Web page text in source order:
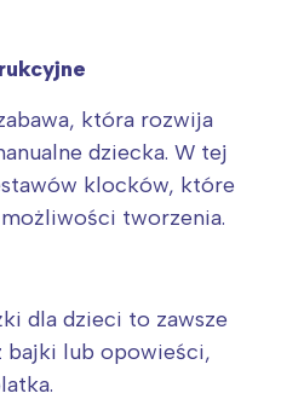
która rozwija
dziecka. W tej
klocków, które
tworzenia.
dla dzieci to zawsze
bajki lub opowieści,
wydarzenia z